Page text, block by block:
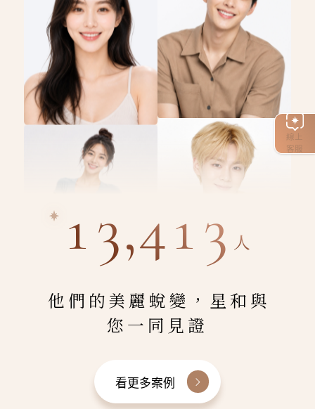
線上
客服
13,413 人
他們的美麗蛻變，星和與
您一同見證
看更多案例